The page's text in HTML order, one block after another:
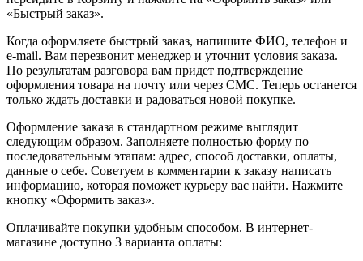
«Быстрый заказ».
Когда оформляете быстрый заказ, напишите ФИО, телефон и
e-mail. Вам перезвонит менеджер и уточнит условия заказа.
По результатам разговора вам придет подтверждение
оформления товара на почту или через СМС. Теперь останется
только ждать доставки и радоваться новой покупке.
Оформление заказа в стандартном режиме выглядит
следующим образом. Заполняете полностью форму по
последовательным этапам: адрес, способ доставки, оплаты,
данные о себе. Советуем в комментарии к заказу написать
информацию, которая поможет курьеру вас найти. Нажмите
кнопку «Оформить заказ».
Оплачивайте покупки удобным способом. В интернет-
магазине доступно 3 варианта оплаты: